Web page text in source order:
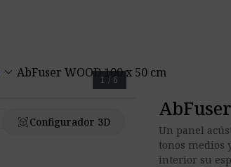
keyboard_arrow_down AbFuser WOOD 100 x 50 cm
view_in_arConfigurador 3D
1 / 6
Un panel
tonos medios
interior su